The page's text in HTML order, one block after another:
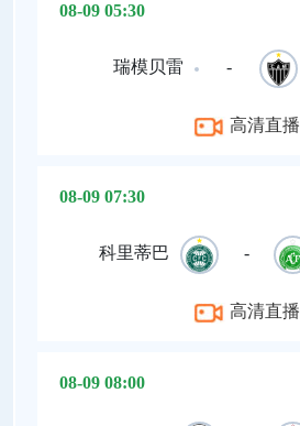
08-09 05:30
瑞模贝雷 -
高清直播
08-09 07:30
科里蒂巴 -
高清直播
08-09 08:00